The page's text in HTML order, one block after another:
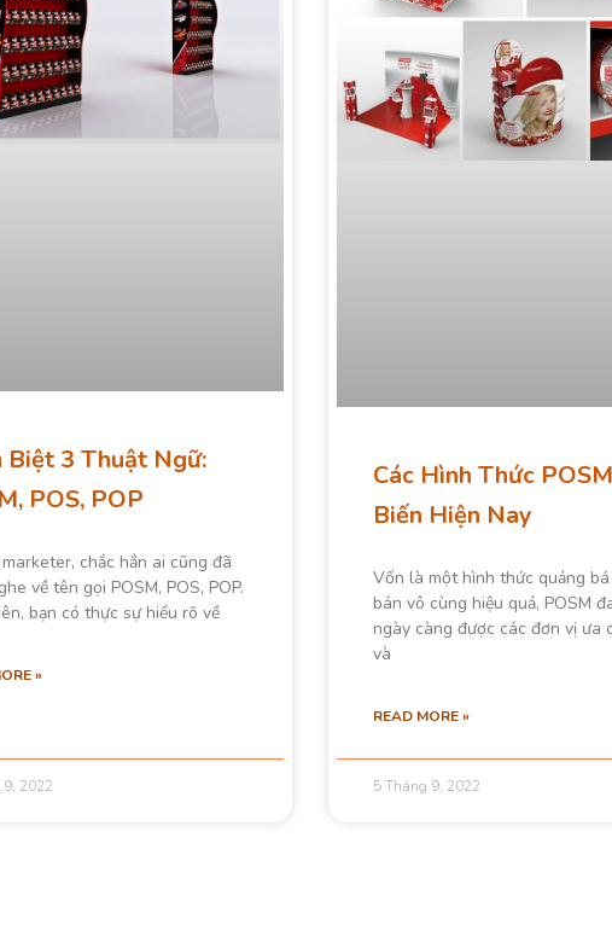
Biệt 3 Thuật Ngữ:
POS, POP
chắc hẳn ai cũng đã
về tên gọi POSM, POS, POP.
bạn có thực sự hiểu rõ về
»
2022
Các Hình Thức
Biến Hiện Nay
Vốn là một hình thức quảng bá
bán vô cùng hiệu quả, POSM
ngày càng được các đơn vị ưa
và
READ MORE »
5 Tháng 9, 2022